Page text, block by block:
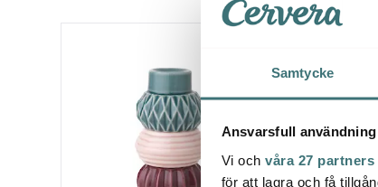
Samtycke
Ansvarsfull
Vi och våra 27 partners
för att lagra och få